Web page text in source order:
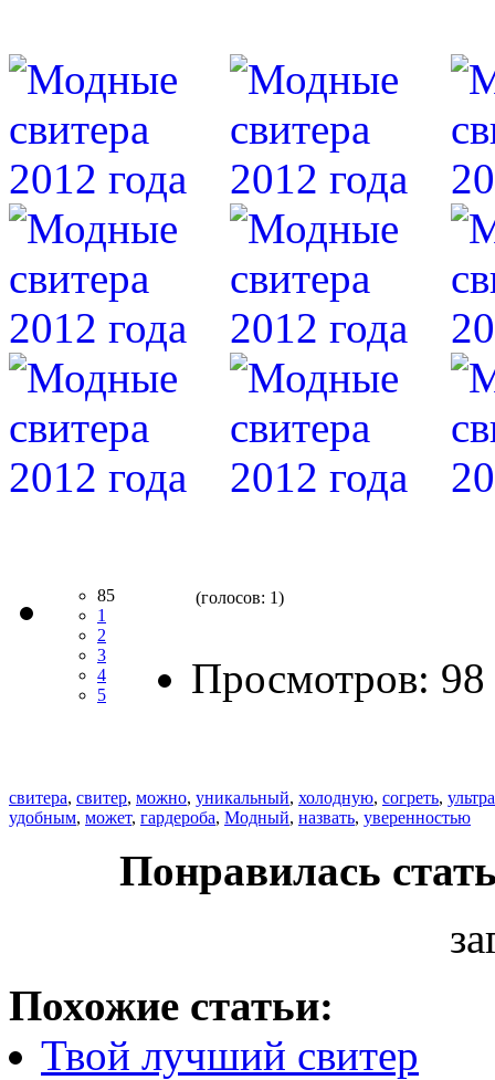
85
1
2
3
4
5
(голосов: 1)
Просмотров: 98
свитера, свитер, можно, уникальный, холодную, согреть,
удобным, может, гардероба, Модный, назвать, уверенностью
Понравилась
Похожие статьи:
Твой лучший свитер